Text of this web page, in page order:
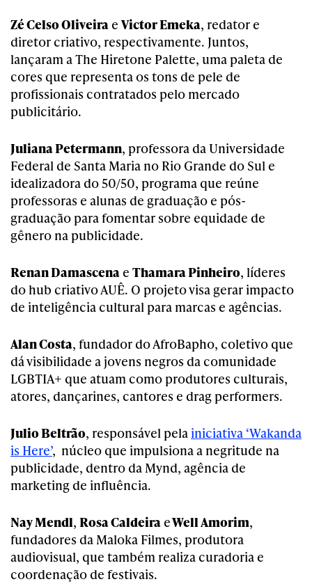
Zé Celso Oliveira eVictor Emeka, redator e
diretor criativo, respectivamente. Juntos,
lançaram aThe Hiretone Palette, uma paleta de
cores que representa os tons de pele de
profissionais contratados pelo mercado
publicitário.
Juliana Petermann, professora da Universidade
Federal de Santa Maria no Rio Grande do Sul e
idealizadora do 50/50, programa que reúne
professoras e alunas de graduação e pós-
graduação para fomentar sobre equidade de
gênero na publicidade.
Renan Damascena e Thamara Pinheiro, líderes
do hub criativo AUÊ. O projeto visa gerar impacto
de inteligência cultural para marcas e agências.
Alan Costa, fundador do AfroBapho, coletivo que
dá visibilidade a jovens negros da comunidade
LGBTIA+ que atuam como produtores culturais,
atores, dançarines, cantores e drag performers.
Julio Beltrão, responsável pela iniciativa ‘Wakanda
is Here’, núcleo que impulsiona a negritude na
publicidade, dentro da Mynd, agência de
marketing de influência.
Nay Mendl, Rosa Caldeira eWell Amorim,
fundadores da Maloka Filmes, produtora
audiovisual, que também realiza curadoria e
coordenação de festivais.